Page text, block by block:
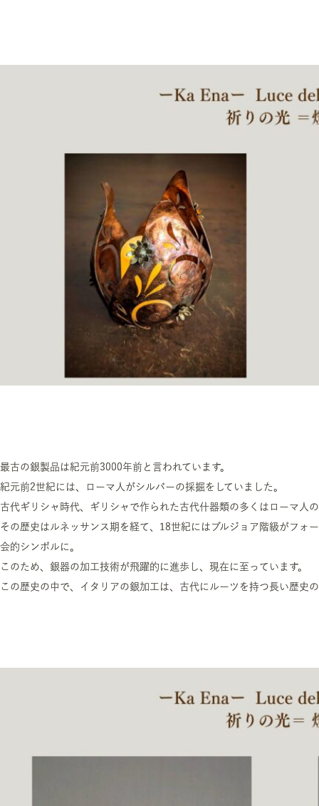
最古の銀製品は紀元前3000年前と言われています。
紀元前2世紀には、ローマ人がシルバーの採掘をしていました。
古代ギリシャ時代、ギリシャで作られた古代什器類の多くはローマ人
その歴史はルネッサンス期を経て、18世紀にはブルジョア階級がフォ
会的シンボルに。
このため、銀器の加工技術が飛躍的に進歩し、現在に至っています。
この歴史の中で、イタリアの銀加工は、古代にルーツを持つ長い歴史